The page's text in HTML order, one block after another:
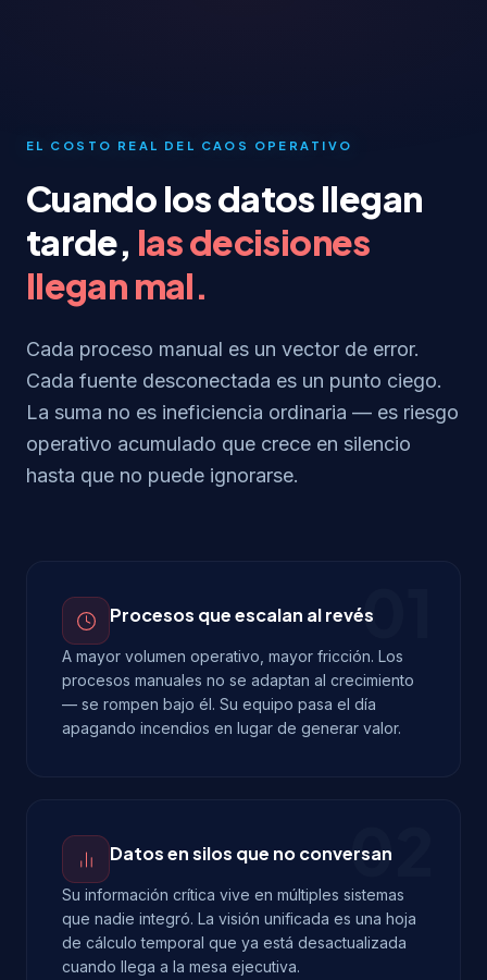
EL COSTO REAL DEL CAOS OPERATIVO
Cuando los datos llegan
tarde, las decisiones
llegan mal.
Cada proceso manual es un vector de error.
Cada fuente desconectada es un punto ciego.
La suma no es ineficiencia ordinaria — es riesgo
operativo acumulado que crece en silencio
hasta que no puede ignorarse.
01
Procesos que escalan al revés
A mayor volumen operativo, mayor fricción. Los
procesos manuales no se adaptan al crecimiento
— se rompen bajo él. Su equipo pasa el día
apagando incendios en lugar de generar valor.
02
Datos en silos que no conversan
Su información crítica vive en múltiples sistemas
que nadie integró. La visión unificada es una hoja
de cálculo temporal que ya está desactualizada
cuando llega a la mesa ejecutiva.